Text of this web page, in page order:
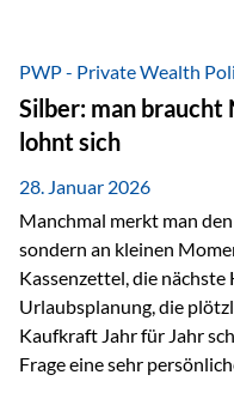
von geopolitischen
Geldmenge sowie
Kapitalmärkten geprägt
Nicht, weil…
PWP - Private Wealth
Silber: man braucht
lohnt sich
28. Januar 2026
Manchmal merkt man
sondern an kleinen
Kassenzettel, die
Urlaubsplanung, die
Kaufkraft Jahr für Jahr
Frage eine sehr